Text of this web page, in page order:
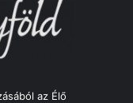
az Élő